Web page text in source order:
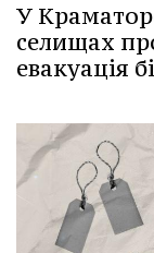
У
селищах
евакуація